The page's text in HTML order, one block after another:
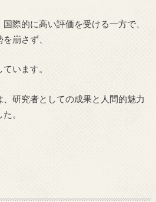
際的に高い評価を受ける一方で、
崩さず、
います。
研究者としての成果と人間的魅力
。